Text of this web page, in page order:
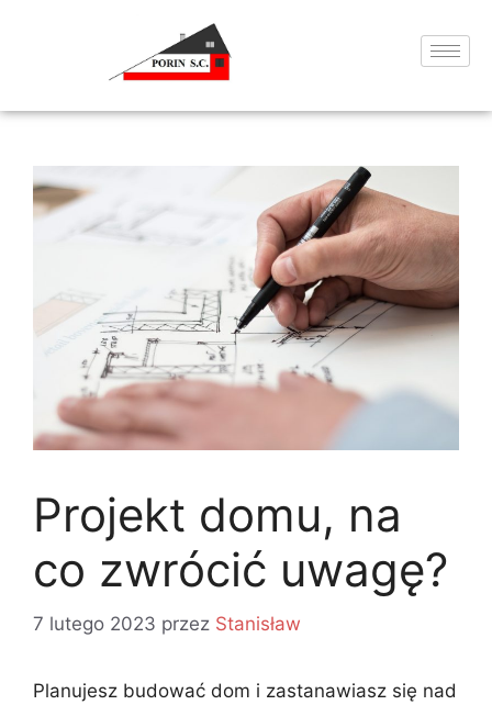
Projekt domu, na
co zwrócić uwagę?
7 lutego 2023 przez Stanisław
Planujesz budować dom i zastanawiasz się nad